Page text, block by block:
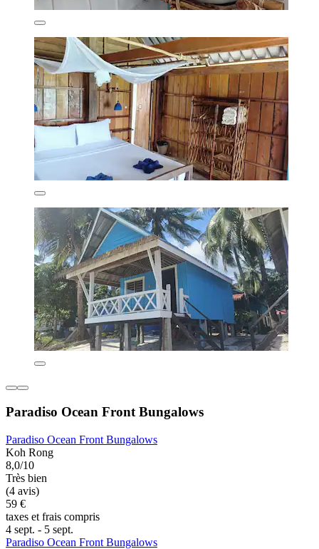
Paradiso Ocean Front Bungalows
Paradiso Ocean Front Bungalows
Koh Rong
8,0/10
Très bien
(4 avis)
59 €
taxes et frais compris
4 sept. - 5 sept.
Paradiso Ocean Front Bungalows